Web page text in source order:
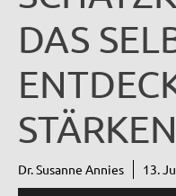
DAS
STÄRKEN
Dr. Susanne Annies 13.